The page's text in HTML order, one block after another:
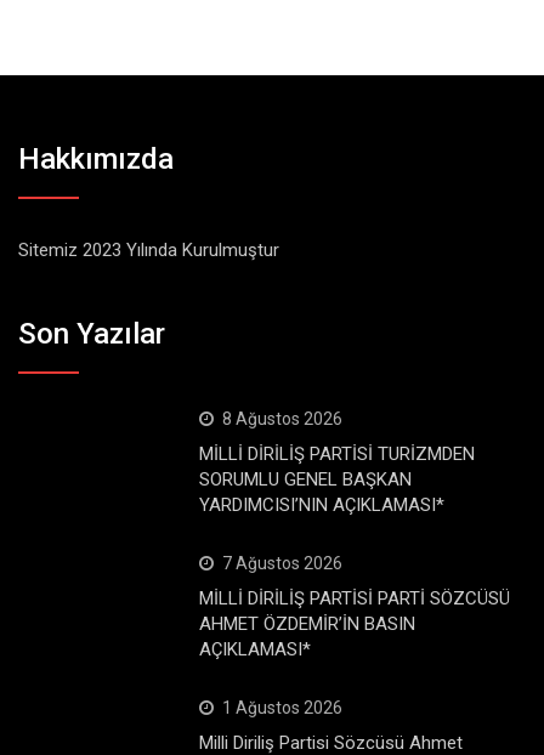
Hakkımızda
Sitemiz 2023 Yılında Kurulmuştur
Son Yazılar
8 Ağustos 2026
MİLLİ DİRİLİŞ PARTİSİ TURİZMDEN
SORUMLU GENEL BAŞKAN
YARDIMCISI’NIN AÇIKLAMASI*
7 Ağustos 2026
MİLLİ DİRİLİŞ PARTİSİ PARTİ SÖZCÜSÜ
AHMET ÖZDEMİR’İN BASIN
AÇIKLAMASI*
1 Ağustos 2026
Milli Diriliş Partisi Sözcüsü Ahmet